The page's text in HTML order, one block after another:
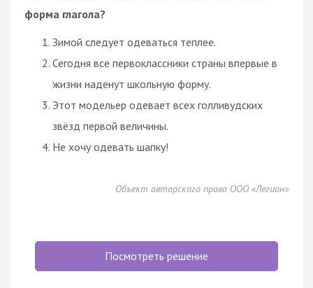
форма глагола?
Зимой следует одеваться теплее.
Сегодня все первоклассники страны впервые в
жизни наденут школьную форму.
Этот модельер одевает всех голливудских
звёзд первой величины.
Не хочу одевать шапку!
Объект авторского права ООО «Легион»
Посмотреть решение